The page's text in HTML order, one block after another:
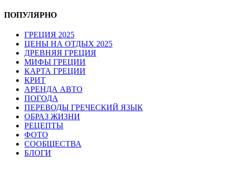
ПОПУЛЯРНО
ГРЕЦИЯ 2025
ЦЕНЫ НА ОТДЫХ 2025
ДРЕВНЯЯ ГРЕЦИЯ
МИФЫ ГРЕЦИИ
КАРТА ГРЕЦИИ
КРИТ
АРЕНДА АВТО
ПОГОДА
ПЕРЕВОДЫ ГРЕЧЕСКИЙ ЯЗЫК
ОБРАЗ ЖИЗНИ
РЕЦЕПТЫ
ФОТО
СООБЩЕСТВА
БЛОГИ